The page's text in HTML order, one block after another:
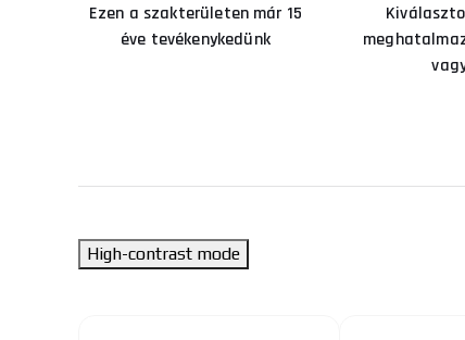
Ezen a szakterületen már 15
éve tevékenykedünk
High-contrast mode